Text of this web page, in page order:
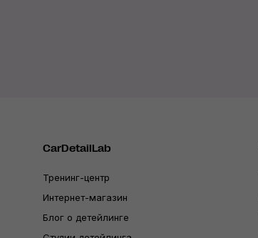
CarDetailLab
Тренинг-центр
Интернет-магазин
Блог о детейлинге